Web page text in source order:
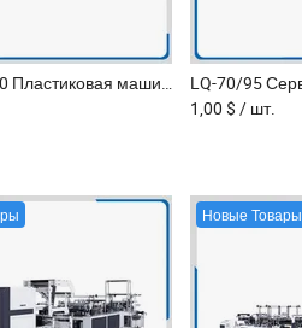
LQ-720/1220 Пластиковая машина для вакуумного формования для изготовления крышек коробок подносов
1,00 $ / шт.
Новые Товары